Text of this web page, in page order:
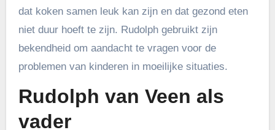
dat koken samen leuk kan zijn en dat gezond eten
niet duur hoeft te zijn. Rudolph gebruikt zijn
bekendheid om aandacht te vragen voor de
problemen van kinderen in moeilijke situaties.
Rudolph van Veen als
vader